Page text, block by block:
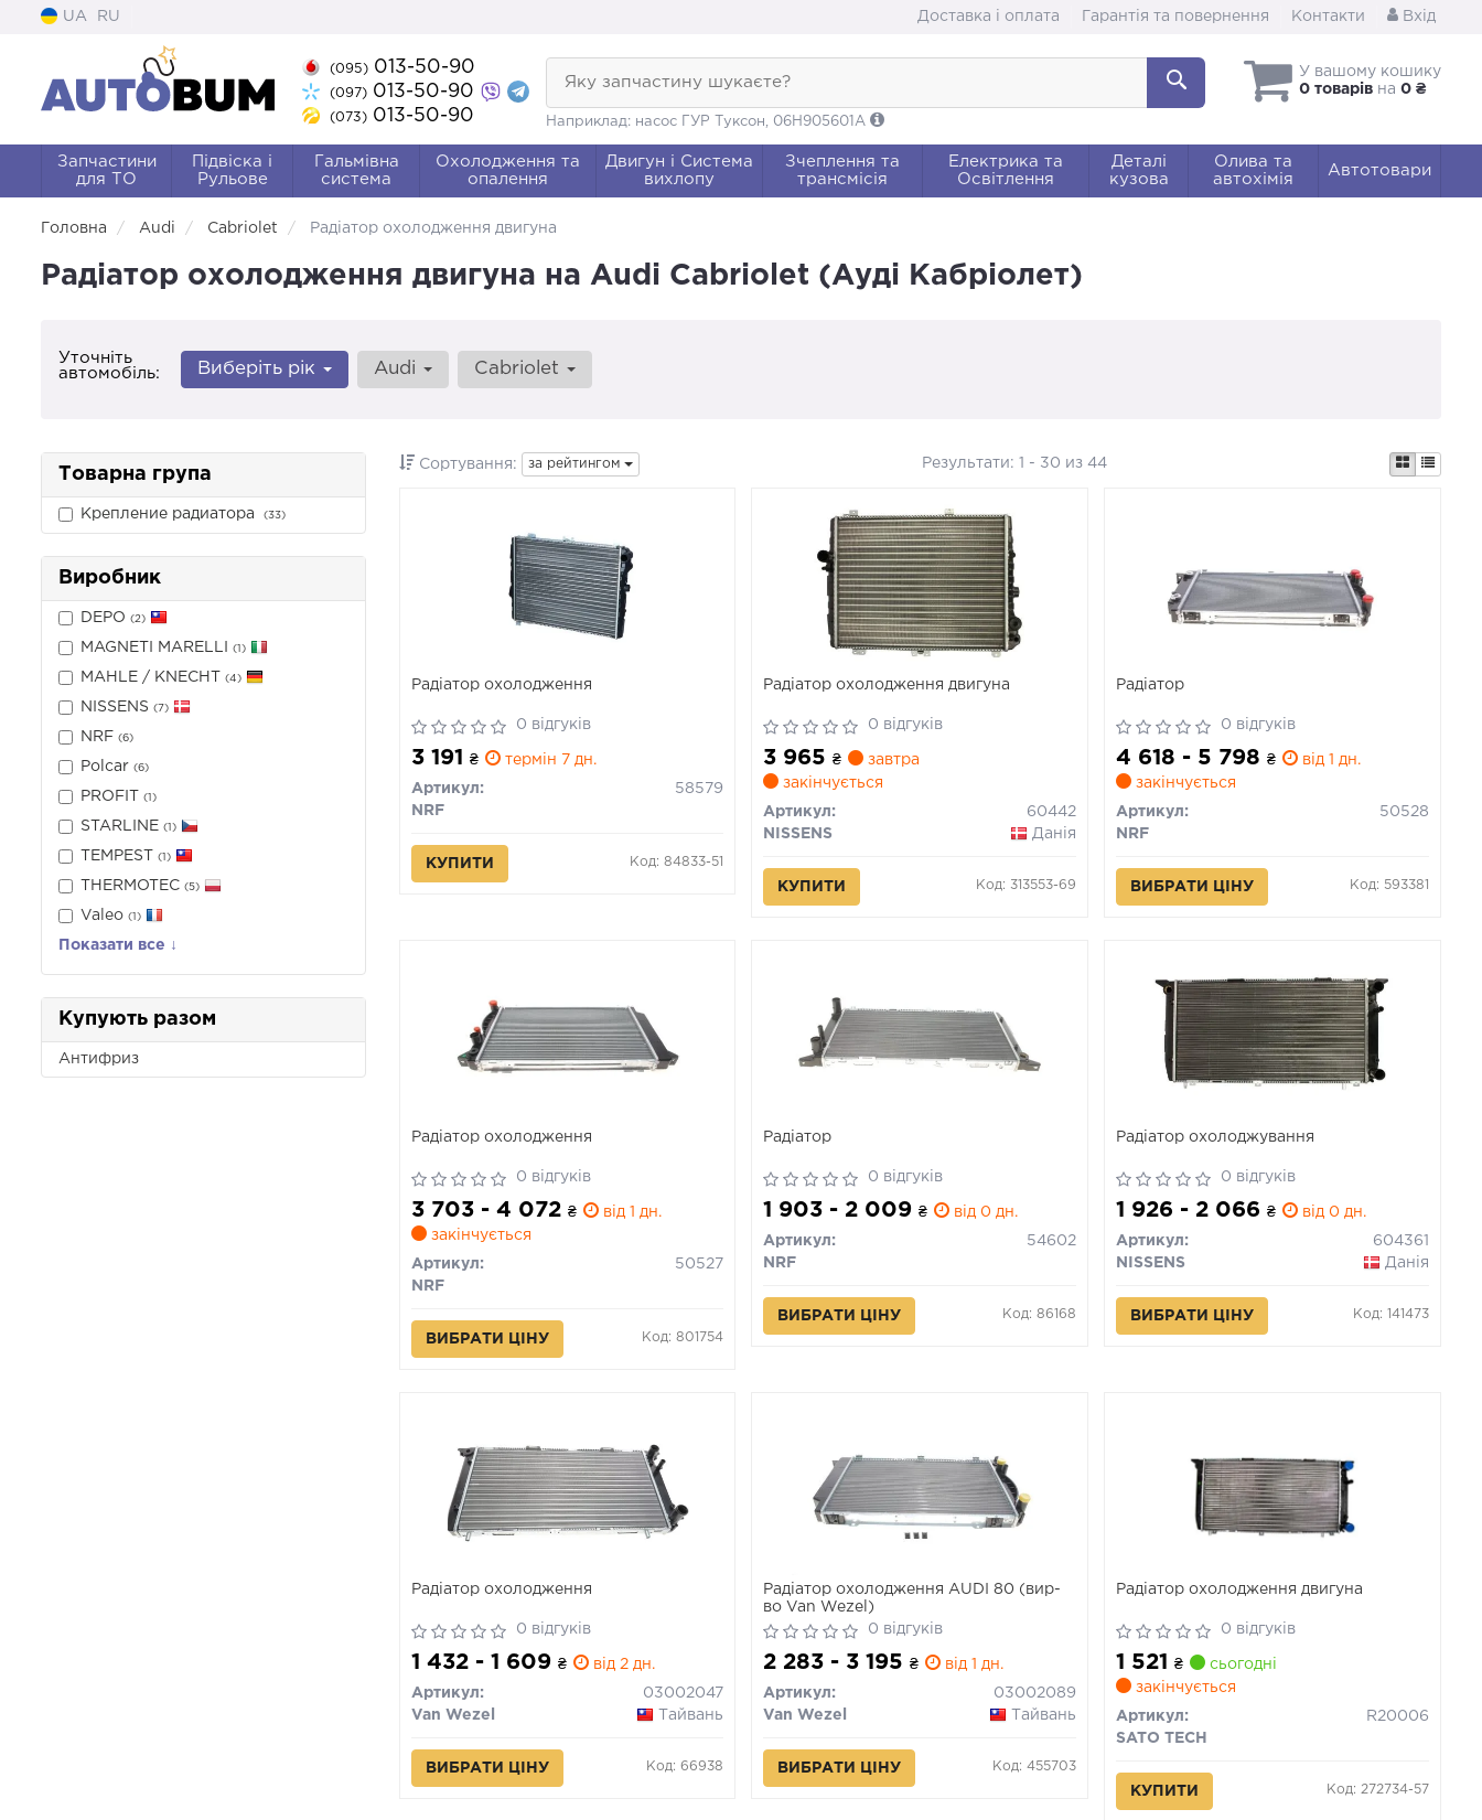
UA RU Доставка і оплата Гарантія та повернення Контакти Вхід
(095)013-50-90
(097)013-50-90
(073)013-50-90
У вашому кошику
0 товарів на 0 ₴
Яку запчастину шукаєте?
Наприклад: насос ГУР Туксон, 06H905601A
Запчастини
для ТО
Підвіска і
Рульове
Гальмівна
система
Охолодження та
опалення
Двигун і Система
вихлопу
Зчеплення та
трансмісія
Електрика та
Освітлення
Деталі
кузова
Олива та
автохімія
Автотовари
Головна Audi Cabriolet Радіатор охолодження двигуна
Радіатор охолодження двигуна на Audi Cabriolet (Ауді Кабріолет)
Уточніть
автомобіль:
Виберіть рік Audi Cabriolet
Товарна група
Крепление радиатора (33)
Виробник
DEPO (2)
MAGNETI MARELLI (1)
MAHLE / KNECHT (4)
NISSENS (7)
NRF (6)
Polcar (6)
PROFIT (1)
STARLINE (1)
TEMPEST (1)
THERMOTEC (5)
Valeo (1)
Показати все ↓
Купують разом
Антифриз
Сортування: за рейтингом Результати: 1 - 30 из 44
Радіатор охолодження
0 відгуків
3 191 ₴ термін 7 дн.
Артикул:
58579
NRF
КУПИТИ Код: 84833-51
Радіатор охолодження двигуна
0 відгуків
3 965₴
завтра
закінчується
Артикул:
60442
NISSENS
Данія
КУПИТИ Код: 313553-69
Радіатор
0 відгуків
4 618 - 5 798₴
від 1 дн.
закінчується
Артикул:
50528
NRF
ВИБРАТИ ЦІНУ Код: 593381
Радіатор охолодження
0 відгуків
3 703 - 4 072 ₴
від 1 дн.
закінчується
Артикул:
50527
NRF
ВИБРАТИ ЦІНУ Код: 801754
Радіатор
0 відгуків
1 903 - 2 009₴ від 0 дн.
Артикул:
54602
NRF
ВИБРАТИ ЦІНУ Код: 86168
Радіатор охолоджування
0 відгуків
1 926 - 2 066₴ від 0 дн.
Артикул:
604361
NISSENS
Данія
ВИБРАТИ ЦІНУ Код: 141473
Радіатор охолодження
0 відгуків
1 432 - 1 609 ₴ від 2 дн.
Артикул:
03002047
Van Wezel
Тайвань
ВИБРАТИ ЦІНУ Код: 66938
Радіатор охолодження AUDI 80 (вир-
во Van Wezel)
0 відгуків
2 283 - 3 195₴ від 1 дн.
Артикул:
03002089
Van Wezel
Тайвань
ВИБРАТИ ЦІНУ Код: 455703
Радіатор охолодження двигуна
0 відгуків
1 521₴
сьогодні
закінчується
Артикул:
R20006
SATO TECH
КУПИТИ Код: 272734-57